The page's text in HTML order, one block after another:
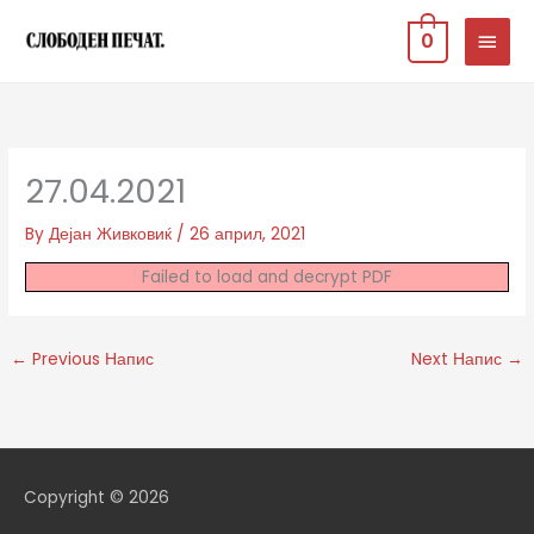
MAIN
0
27.04.2021
ByДејан Живковиќ /26 април, 2021
Failed to load and decrypt PDF
← Previous Напис Next Напис →
Copyright © 2026